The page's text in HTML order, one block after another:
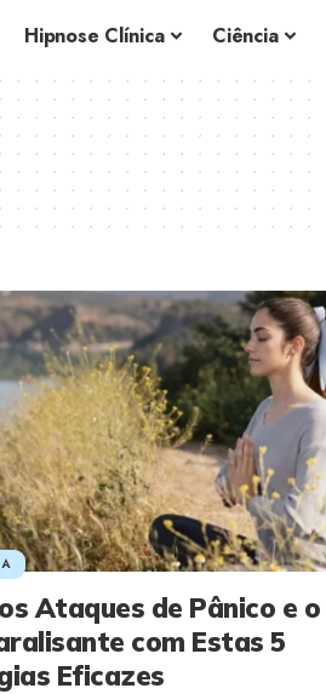
Hipnose Clínica Ciência
Ataques de Pânico e o
com Estas 5
Eficazes